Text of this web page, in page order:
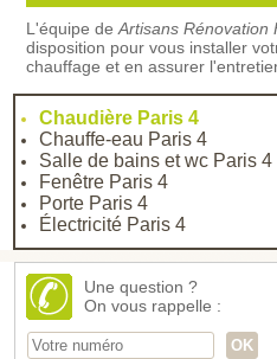
L'équipe de Artisans Rénovation
disposition pour vous installer
chauffage et en assurer
Chaudière Paris 4
Chauffe-eau Paris 4
Salle de bains et wc Paris 4
Fenêtre Paris 4
Porte Paris 4
Électricité Paris 4
Une question ?
On vous rappelle :